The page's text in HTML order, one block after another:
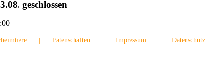
geschlossen
Patenschaften Impressum Datenschutz